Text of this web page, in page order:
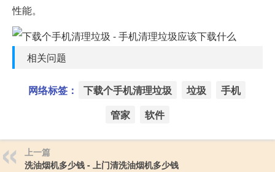
性能。
相关问题
网络标签： 下载个手机清理垃圾 垃圾
手机
管家
软件
上一篇
洗油烟机多少钱 - 上门清洗油烟机多少钱